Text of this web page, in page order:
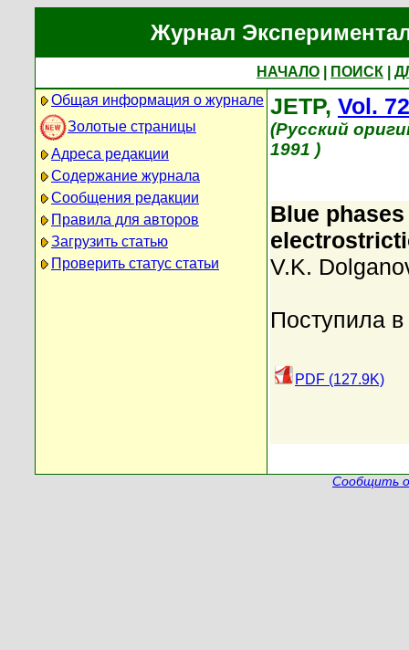
Журнал
НАЧАЛО ПОИСК
Общая информация о журнале
Золотые страницы
Адреса редакции
Содержание журнала
Сообщения редакции
Правила для авторов
Загрузить статью
Проверить статус статьи
JETP, Vol. 72
(Русский
1991 )
Blue
V.K.
Поступила
PDF (127.9K)
Сообщить о